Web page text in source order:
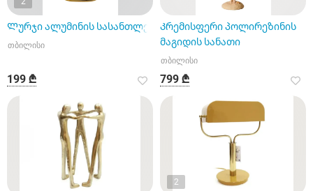
Ლურჯი ალუმინის სასანთლე
თბილისი
199 ₾
Კრემისფერი პოლირეზინის
მაგიდის სანათი
თბილისი
799 ₾
2